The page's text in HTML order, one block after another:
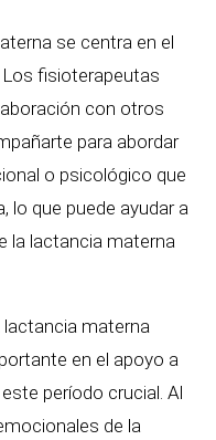
se centra en el
Los fisioterapeutas
con otros
para abordar
o psicológico que
lo que puede ayudar a
la lactancia materna
lactancia materna
en el apoyo a
período crucial. Al
de la